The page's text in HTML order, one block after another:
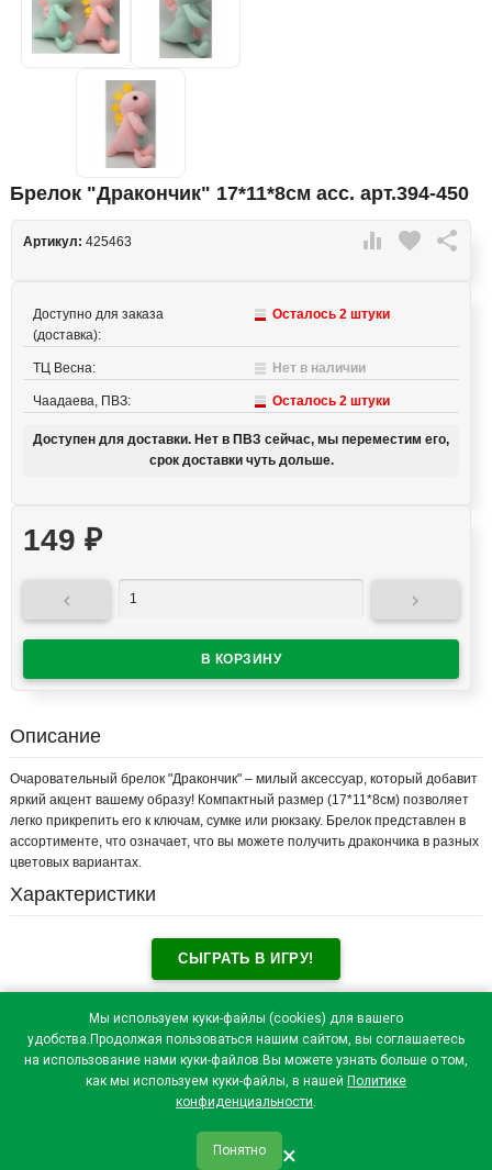
Мы используем куки-файлы (cookies) для вашего
удобства.Продолжая пользоваться нашим сайтом, вы соглашаетесь
на использование нами куки-файлов.Вы можете узнать больше о том,
как мы используем куки-файлы, в нашей Политике
конфиденциальности.
Понятно ×
Брелок "Дракончик" 17*11*8см асс. арт.394-450
 favorite 
Артикул: 425463
Доступно для заказа
(доставка):
Осталось 2 штуки
ТЦ Весна: Нет в наличии
Чаадаева, ПВЗ: Осталось 2 штуки
Доступен для доставки. Нет в ПВЗ сейчас, мы переместим его,
срок доставки чуть дольше.
149 ₽
 
Описание
Очаровательный брелок "Дракончик" – милый аксессуар, который добавит
яркий акцент вашему образу! Компактный размер (17*11*8см) позволяет
легко прикрепить его к ключам, сумке или рюкзаку. Брелок представлен в
ассортименте, что означает, что вы можете получить дракончика в разных
цветовых вариантах.
Характеристики
СЫГРАТЬ В ИГРУ!